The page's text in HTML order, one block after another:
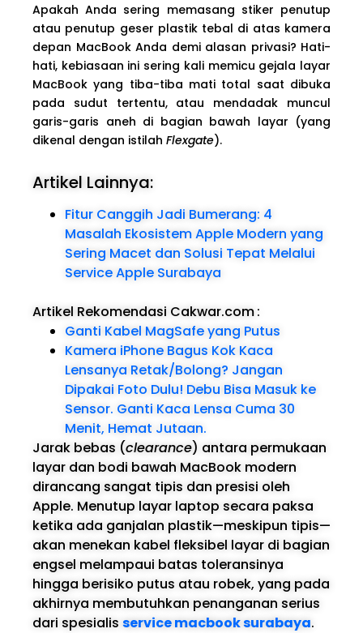
Apakah Anda sering memasang stiker penutup
atau penutup geser plastik tebal di atas kamera
depan MacBook Anda demi alasan privasi? Hati-
hati, kebiasaan ini sering kali memicu gejala layar
MacBook yang tiba-tiba mati total saat dibuka
pada sudut tertentu, atau mendadak muncul
garis-garis aneh di bagian bawah layar (yang
dikenal dengan istilah Flexgate).
Artikel Lainnya:
Fitur Canggih Jadi Bumerang: 4
Masalah Ekosistem Apple Modern yang
Sering Macet dan Solusi Tepat Melalui
Service Apple Surabaya
Artikel Rekomendasi Cakwar.com:
Ganti Kabel MagSafe yang Putus
Kamera iPhone Bagus Kok Kaca
Lensanya Retak/Bolong? Jangan
Dipakai Foto Dulu! Debu Bisa Masuk ke
Sensor. Ganti Kaca Lensa Cuma 30
Menit, Hemat Jutaan.
Jarak bebas (clearance) antara permukaan
layar dan bodi bawah MacBook modern
dirancang sangat tipis dan presisi oleh
Apple. Menutup layar laptop secara paksa
ketika ada ganjalan plastik—meskipun tipis—
akan menekan kabel fleksibel layar di bagian
engsel melampaui batas toleransinya
hingga berisiko putus atau robek, yang pada
akhirnya membutuhkan penanganan serius
dari spesialis service macbook surabaya.